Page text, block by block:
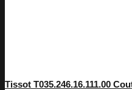
Tissot T035.246.16.111.00